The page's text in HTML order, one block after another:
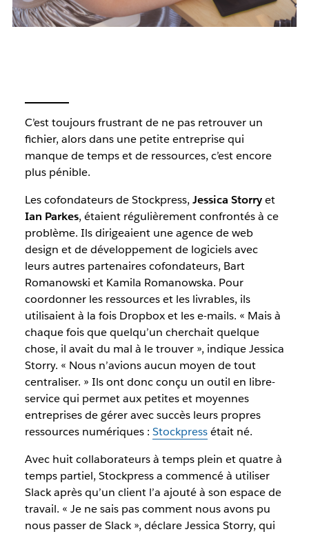
C’est toujours frustrant de ne pas retrouver un
fichier, alors dans une petite entreprise qui
manque de temps et de ressources, c’est encore
plus pénible.
Les cofondateurs de Stockpress, Jessica Storryet
Ian Parkes, étaient régulièrement confrontés à ce
problème. Ils dirigeaient une agence de web
design et de développement de logiciels avec
leurs autres partenaires cofondateurs, Bart
Romanowski et Kamila Romanowska. Pour
coordonner les ressources et les livrables, ils
utilisaient à la fois Dropbox et les e-mails. « Mais à
chaque fois que quelqu’un cherchait quelque
chose, il avait du mal à le trouver », indique Jessica
Storry. « Nous n’avions aucun moyen de tout
centraliser. » Ils ont donc conçu un outil en libre-
service qui permet aux petites et moyennes
entreprises de gérer avec succès leurs propres
ressources numériques : Stockpressétait né.
Avec huit collaborateurs à temps plein et quatre à
temps partiel, Stockpress a commencé à utiliser
Slack après qu’un client l’a ajouté à son espace de
travail. « Je ne sais pas comment nous avons pu
nous passer de Slack », déclare Jessica Storry, qui